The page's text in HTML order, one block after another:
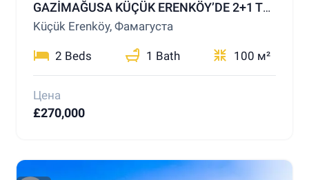
GAZİMAĞUSA KÜÇÜK ERENKÖY’DE 2+1 TERASLI PENTHOUSE – DENİZE YALNIZCA 200 METRE!
Küçük Erenköy, Фамагуста
2 Beds 1 Bath 100 м²
Цена
£270,000